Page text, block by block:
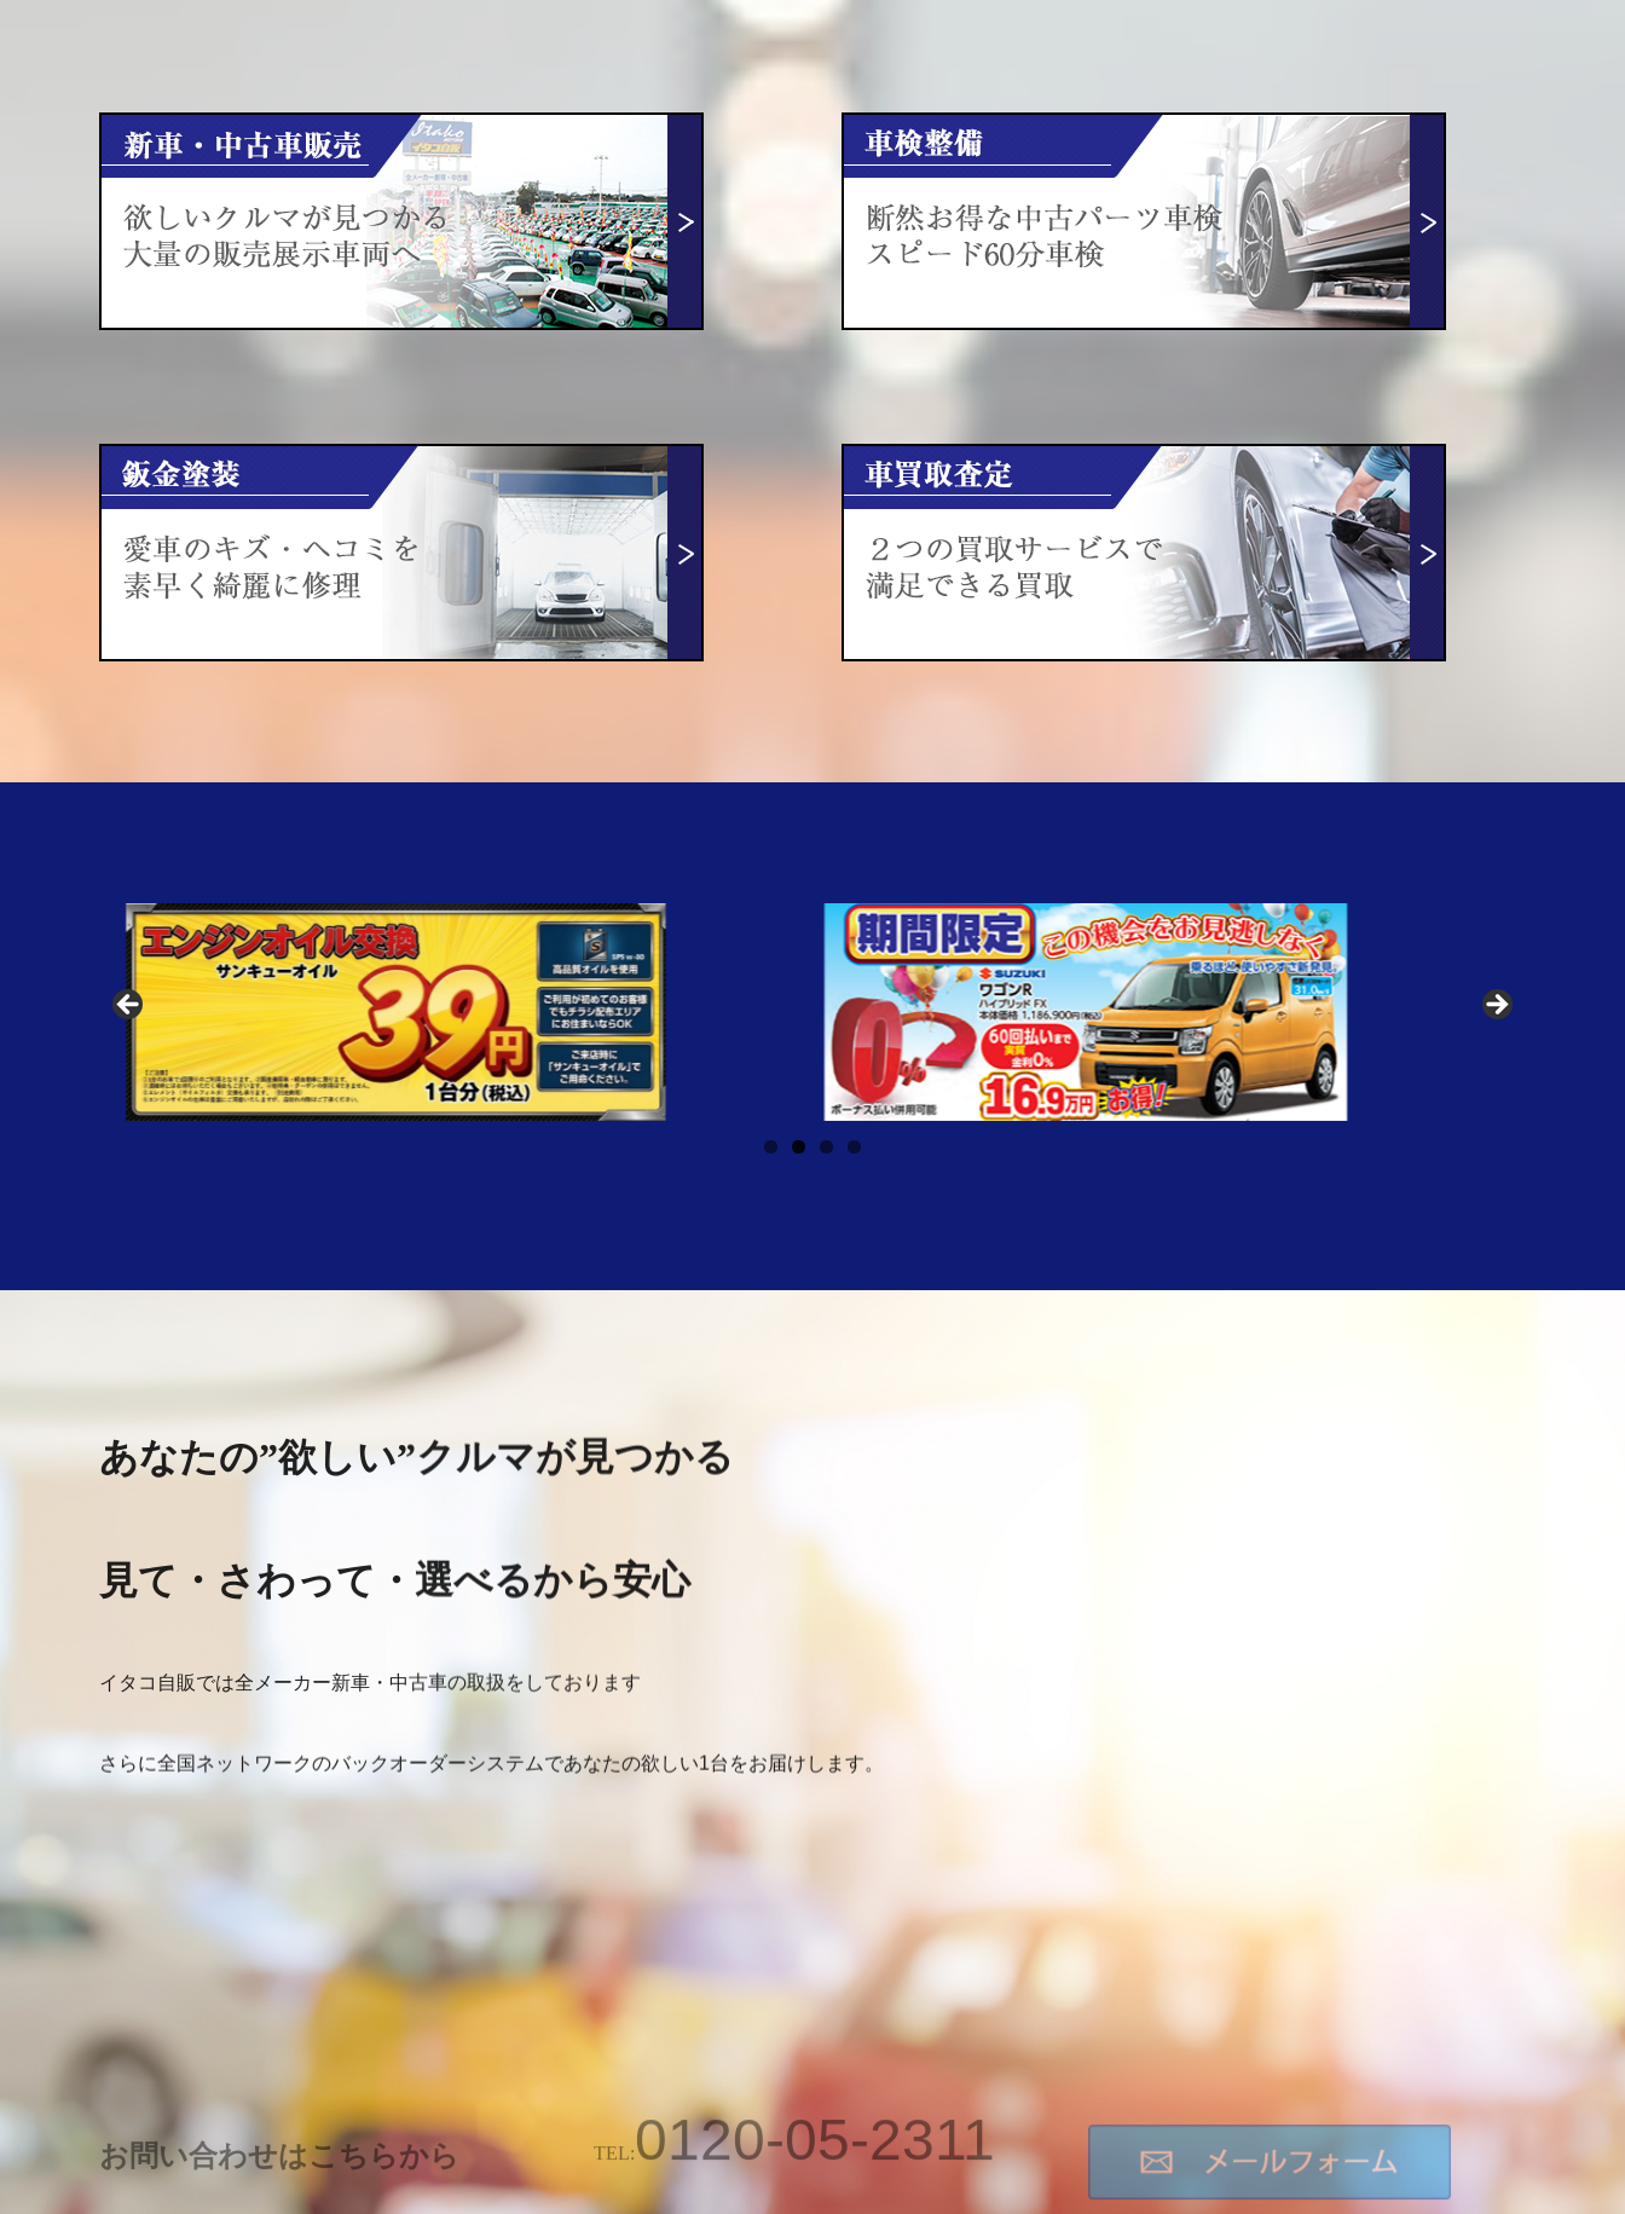
あなたの”欲しい”クルマが見つかる
見て・さわって・選べるから安心
イタコ自販では全メーカー新車・中古車の取扱をしております
さらに全国ネットワークのバックオーダーシステムであなたの欲しい1台をお届けします。
お問い合わせはこちらから 0120-05-2311